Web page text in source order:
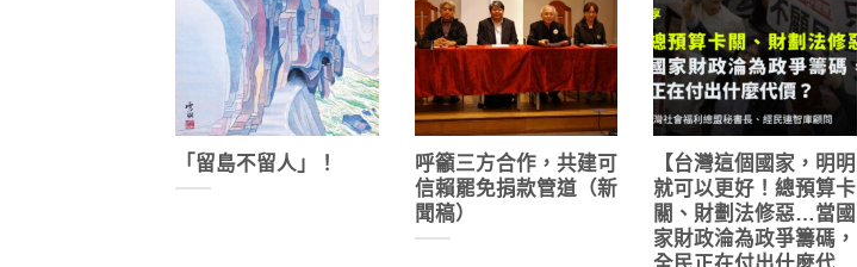
「留島不留人」！
呼籲三方合作，共建可
信賴罷免捐款管道（新
聞稿）
【台灣這個國家，明明
就可以更好！總預算卡
關、財劃法修惡…當國
家財政淪為政爭籌碼，